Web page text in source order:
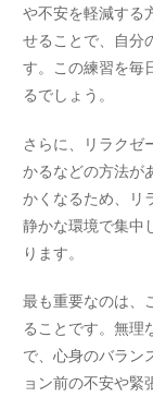
や不安を軽減する
せることで、自分
す。この練習を毎
るでしょう。
さらに、リラクゼ
かるなどの方法が
かくなるため、リ
静かな環境で集中
ります。
最も重要なのは、
ることです。無理
で、心身のバラン
ョン前の不安や緊